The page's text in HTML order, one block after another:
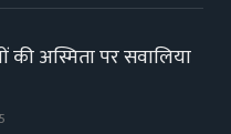
की अस्मिता पर सवालिया